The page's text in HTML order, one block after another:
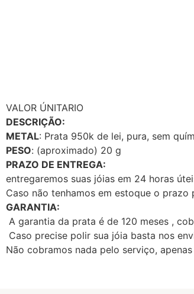
VALOR ÚNITARIO
DESCRIÇÃO:
METAL: Prata 950k de lei, pura, sem
PESO: (aproximado) 20 g
PRAZO DE ENTREGA:
entregaremos suas jóias em 24 horas
Caso não tenhamos em estoque o prazo
GARANTIA:
A garantia da prata é de 120 meses ,
Caso precise polir sua jóia basta nos
Não cobramos nada pelo serviço,